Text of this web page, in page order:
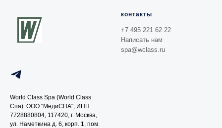
World Class Spa (World Class
Спа). ООО "МедиСПА", ИНН
7728880804, 117420, г. Москва,
ул. Наметкина д. 6, корп. 1, пом.
контакты
+7 495 221 62 22
Написать нам
spa@wclass.ru